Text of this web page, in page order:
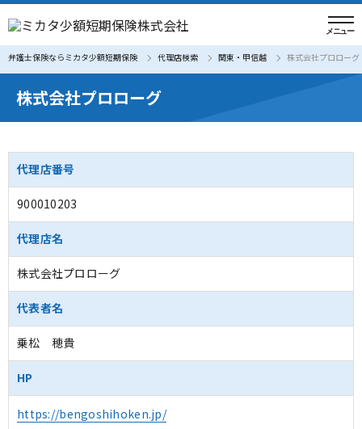
弁護士保険ならミカタ少額短期保険 代理店検索 関東・甲信越 株式会社プロローグ
株式会社プロローグ
代理店番号
900010203
代理店名
株式会社プロローグ
代表者名
乗松 穂貴
HP
https://bengoshihoken.jp/